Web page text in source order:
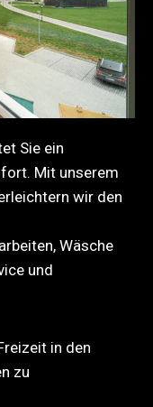
Sie ein
Mit unserem
wir den
Wäsche
und
in den
zu